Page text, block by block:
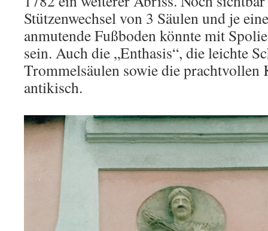
Stützenwechsel von 3 Säulen und je
anmutende Fußboden könnte mit
sein. Auch die „Enthasis“, die leichte
Trommelsäulen sowie die prachtvollen
antikisch.